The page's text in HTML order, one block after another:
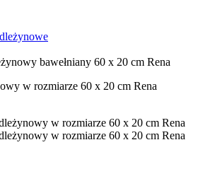
bawełniany 60 x 20 cm Rena